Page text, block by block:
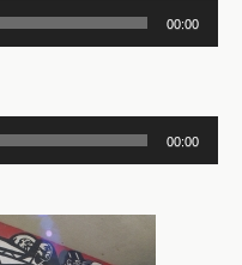
00:00
00:00